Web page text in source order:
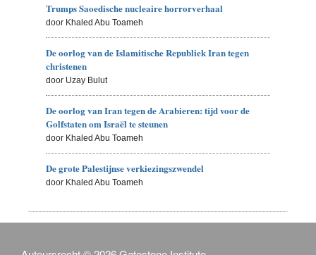
Trumps Saoedische nucleaire horrorverhaal
door Khaled Abu Toameh
De oorlog van de Islamitische Republiek Iran tegen
christenen
door Uzay Bulut
De oorlog van Iran tegen de Arabieren: tijd voor de
Golfstaten om Israël te steunen
door Khaled Abu Toameh
De grote Palestijnse verkiezingszwendel
door Khaled Abu Toameh